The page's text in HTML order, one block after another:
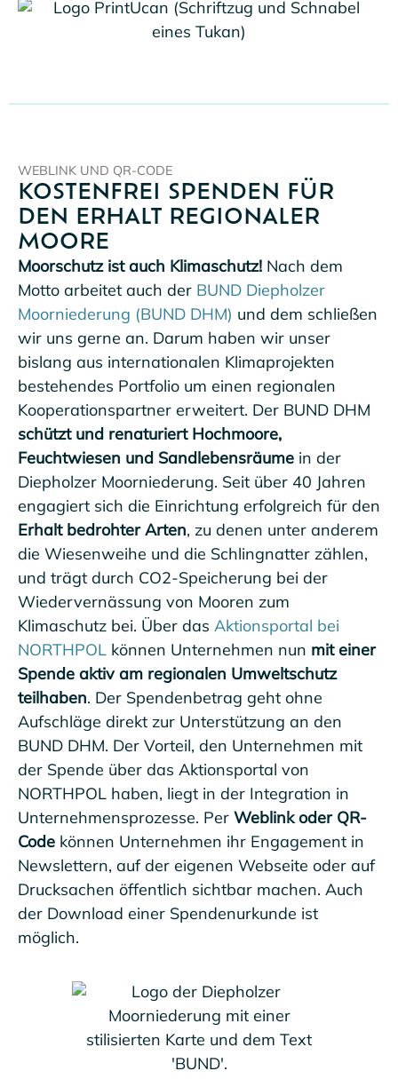
WEBLINK UND QR-CODE
KOSTENFREI SPENDEN FÜR
DEN ERHALT REGIONALER
MOORE
Moorschutz ist auch Klimaschutz! Nach dem
Motto arbeitet auch der BUND Diepholzer
Moorniederung (BUND DHM) und dem schließen
wir uns gerne an. Darum haben wir unser
bislang aus internationalen Klimaprojekten
bestehendes Portfolio um einen regionalen
Kooperationspartner erweitert. Der BUND DHM
schützt und renaturiert Hochmoore,
Feuchtwiesen und Sandlebensräume in der
Diepholzer Moorniederung. Seit über 40 Jahren
engagiert sich die Einrichtung erfolgreich für den
Erhalt bedrohter Arten, zu denen unter anderem
die Wiesenweihe und die Schlingnatter zählen,
und trägt durch CO2-Speicherung bei der
Wiedervernässung von Mooren zum
Klimaschutz bei. Über das Aktionsportal bei
NORTHPOL können Unternehmen nun mit einer
Spende aktiv am regionalen Umweltschutz
teilhaben. Der Spendenbetrag geht ohne
Aufschläge direkt zur Unterstützung an den
BUND DHM. Der Vorteil, den Unternehmen mit
der Spende über das Aktionsportal von
NORTHPOL haben, liegt in der Integration in
Unternehmensprozesse. Per Weblink oder QR-
Code können Unternehmen ihr Engagement in
Newslettern, auf der eigenen Webseite oder auf
Drucksachen öffentlich sichtbar machen. Auch
der Download einer Spendenurkunde ist
möglich.